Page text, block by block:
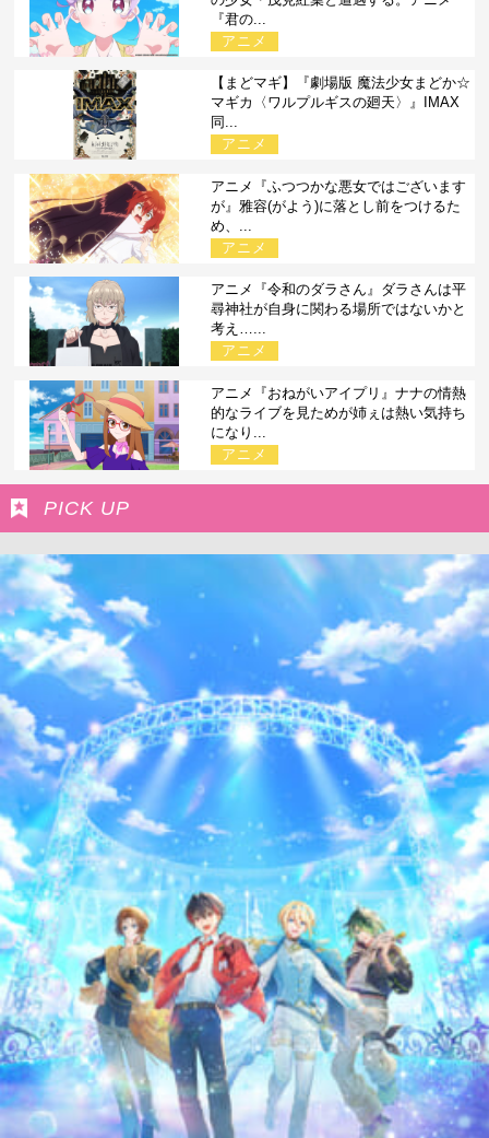
『君の...
アニメ
【まどマギ】『劇場版 魔法少女まどか☆
マギカ〈ワルプルギスの廻天〉』IMAX
同...
アニメ
アニメ『ふつつかな悪女ではございます
が』雅容(がよう)に落とし前をつけるた
め、...
アニメ
アニメ『令和のダラさん』ダラさんは平
尋神社が自身に関わる場所ではないかと
考え…...
アニメ
アニメ『おねがいアイプリ』ナナの情熱
的なライブを見ためが姉ぇは熱い気持ち
になり...
アニメ
PICK UP